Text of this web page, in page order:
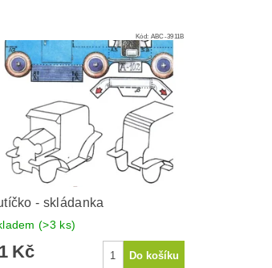
Kód: ABC-3911B
- skládanka
(>3 ks)
Kč